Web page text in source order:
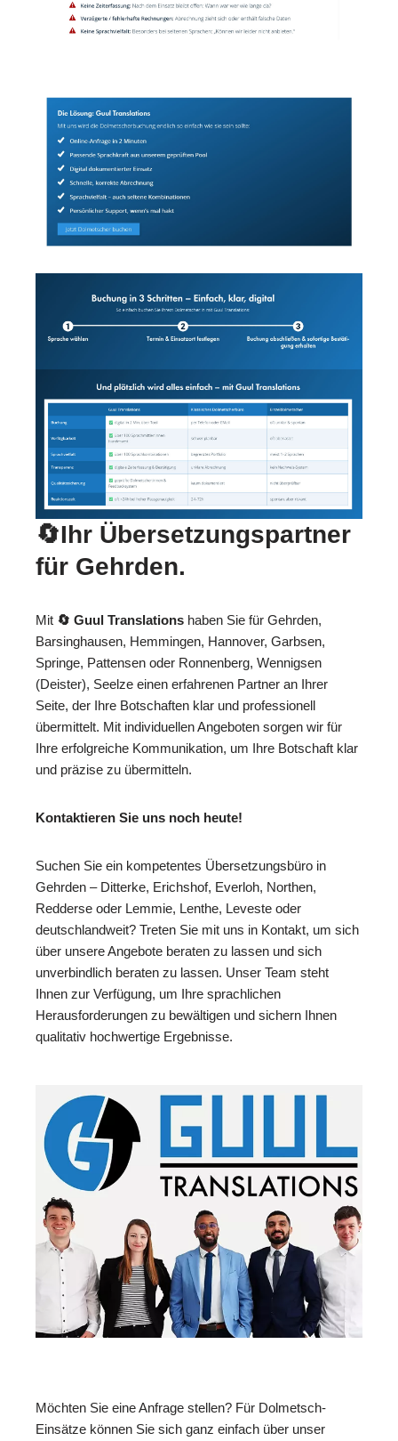
🔄Ihr Übersetzungspartner
für Gehrden.
Mit 🔄 Guul Translations haben Sie für Gehrden,
Barsinghausen, Hemmingen, Hannover, Garbsen,
Springe, Pattensen oder Ronnenberg, Wennigsen
(Deister), Seelze einen erfahrenen Partner an Ihrer
Seite, der Ihre Botschaften klar und professionell
übermittelt. Mit individuellen Angeboten sorgen wir für
Ihre erfolgreiche Kommunikation, um Ihre Botschaft klar
und präzise zu übermitteln.
Kontaktieren Sie uns noch heute!
Suchen Sie ein kompetentes Übersetzungsbüro in
Gehrden – Ditterke, Erichshof, Everloh, Northen,
Redderse oder Lemmie, Lenthe, Leveste oder
deutschlandweit? Treten Sie mit uns in Kontakt, um sich
über unsere Angebote beraten zu lassen und sich
unverbindlich beraten zu lassen. Unser Team steht
Ihnen zur Verfügung, um Ihre sprachlichen
Herausforderungen zu bewältigen und sichern Ihnen
qualitativ hochwertige Ergebnisse.
Möchten Sie eine Anfrage stellen? Für Dolmetsch-
Einsätze können Sie sich ganz einfach über unser